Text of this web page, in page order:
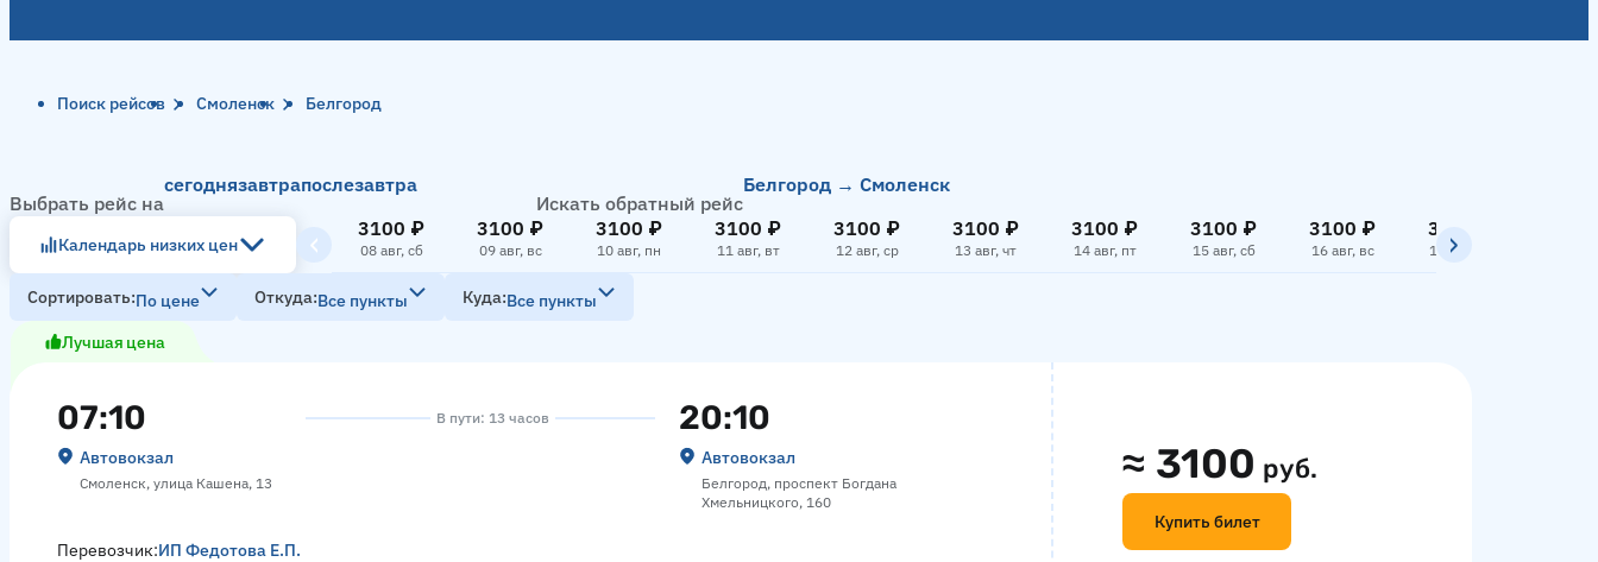
Поиск рейсов Смоленск Белгород
Выбрать рейс на
сегоднязавтрапослезавтра
Искать обратный рейс
Белгород → Смоленск
Календарь низких цен
3100 ₽
08 авг, сб
3100 ₽
09 авг, вс
3100 ₽
10 авг, пн
3100 ₽
11 авг, вт
3100 ₽
12 авг, ср
3100 ₽
13 авг, чт
3100 ₽
14 авг, пт
3100 ₽
15 авг, сб
3100 ₽
16 авг, вс
3100 ₽
17 авг, пн
Сортировать По цене Откуда Все пункты Куда Все пункты
Лучшая цена
07:10
Автовокзал
Смоленск, улица Кашена, 13
В пути: 13 часов 20:10
Автовокзал
Белгород, проспект Богдана
Хмельницкого, 160
≈ 3100 руб.
Купить билет
Перевозчик:ИП Федотова Е.П.